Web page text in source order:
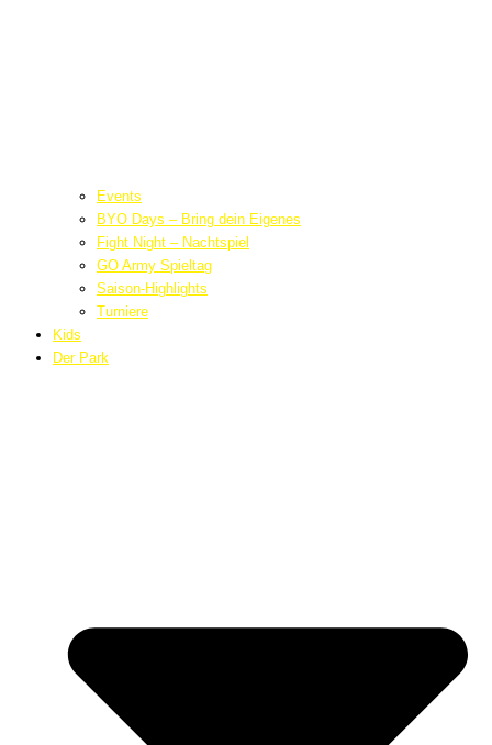
Events
BYO Days – Bring dein Eigenes
Fight Night – Nachtspiel
GO Army Spieltag
Saison-Highlights
Turniere
Kids
Der Park